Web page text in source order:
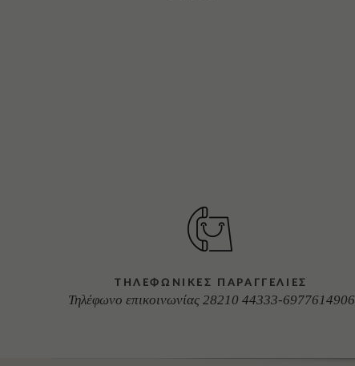
ΤΗΛΕΦΩΝΙΚΕΣ ΠΑΡΑΓΓΕΛΙΕΣ
Τηλέφωνο επικοινωνίας 28210 44333-6977614906